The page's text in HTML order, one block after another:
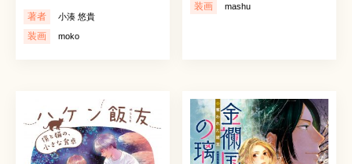
著者 小湊 悠貴
装画 moko
装画 mashu